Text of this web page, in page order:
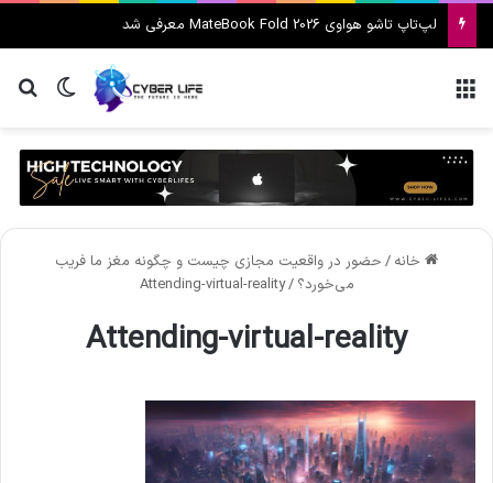
لپ‌تاپ تاشو هواوی MateBook Fold 2026 معرفی شد
تغییر
خانه / حضور در واقعیت مجازی چیست و چگونه مغز ما فریب
می‌خورد؟ /
Attending-virtual-reality
Attending-virtual-reality